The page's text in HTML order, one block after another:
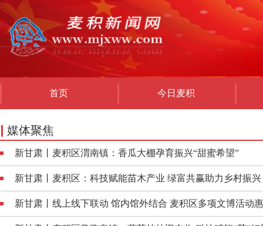
首页 今日麦积
媒体聚焦
新甘肃丨麦积区渭南镇：香瓜大棚孕育振兴“甜蜜希望”
新甘肃丨麦积区：科技赋能苗木产业 绿富共赢助力乡村振兴
新甘肃丨线上线下联动 馆内馆外结合 麦积区多项文博活动